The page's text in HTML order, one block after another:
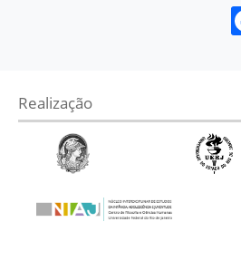
Realização